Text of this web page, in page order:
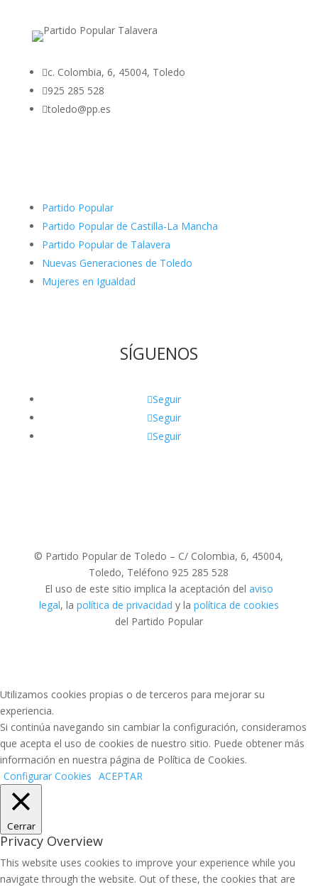
c. Colombia, 6, 45004, Toledo
925 285 528
toledo@pp.es
Partido Popular
Partido Popular de Castilla-La Mancha
Partido Popular de Talavera
Nuevas Generaciones de Toledo
Mujeres en Igualdad
SÍGUENOS
Seguir
Seguir
Seguir
© Partido Popular de Toledo – C/ Colombia, 6, 45004,
Toledo, Teléfono 925 285 528
El uso de este sitio implica la aceptación del aviso
legal, la política de privacidad y la política de cookies
del Partido Popular
Utilizamos cookies propias o de terceros para mejorar su
experiencia.
Si continúa navegando sin cambiar la configuración, consideramos
que acepta el uso de cookies de nuestro sitio. Puede obtener más
información en nuestra página de Política de Cookies.
Configurar Cookies ACEPTAR
Cerrar
Privacy Overview
This website uses cookies to improve your experience while you
navigate through the website. Out of these, the cookies that are